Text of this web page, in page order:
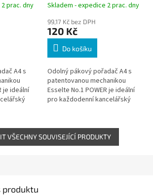
prac. dny
A4 s
je ideální
Skladem - expedice 2 prac. dny
99,17 Kč bez DPH
120 Kč
Do košíku
Odolný pákový pořadač A4 s
patentovanou mechanikou
Esselte No.1 POWER je ideální
pro každodenní kancelářský
zajišťuje...
VŠECHNY SOUVISEJÍCÍ PRODUKTY
produktu